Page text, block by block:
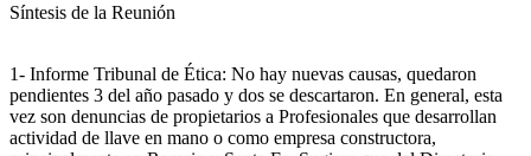
Síntesis de la Reunión
1- Informe Tribunal de Ética: No hay nuevas causas, quedaron
pendientes 3 del año pasado y dos se descartaron. En general, esta
vez son denuncias de propietarios a Profesionales que desarrollan
actividad de llave en mano o como empresa constructora,